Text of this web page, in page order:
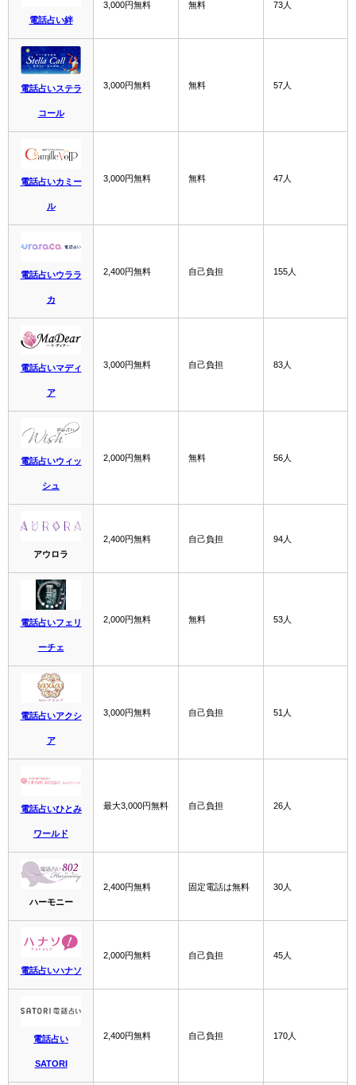
電話占い絆
3,000円無料 無料 73人
電話占いステラ
コール
3,000円無料 無料 57人
電話占いカミー
ル
3,000円無料 無料 47人
電話占いウララ
カ
2,400円無料 自己負担 155人
電話占いマディ
ア
3,000円無料 自己負担 83人
電話占いウィッ
シュ
2,000円無料 無料 56人
アウロラ
2,400円無料 自己負担 94人
電話占いフェリ
ーチェ
2,000円無料 無料 53人
電話占いアクシ
ア
3,000円無料 自己負担 51人
電話占いひとみ
ワールド
最大3,000円無料 自己負担 26人
ハーモニー
2,400円無料 固定電話は無料 30人
電話占いハナソ
2,000円無料 自己負担 45人
電話占い
SATORI
2,400円無料 自己負担 170人